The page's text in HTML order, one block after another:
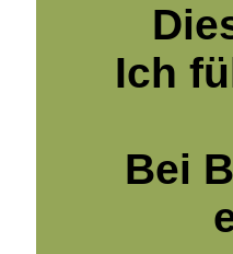
Ich
Bei